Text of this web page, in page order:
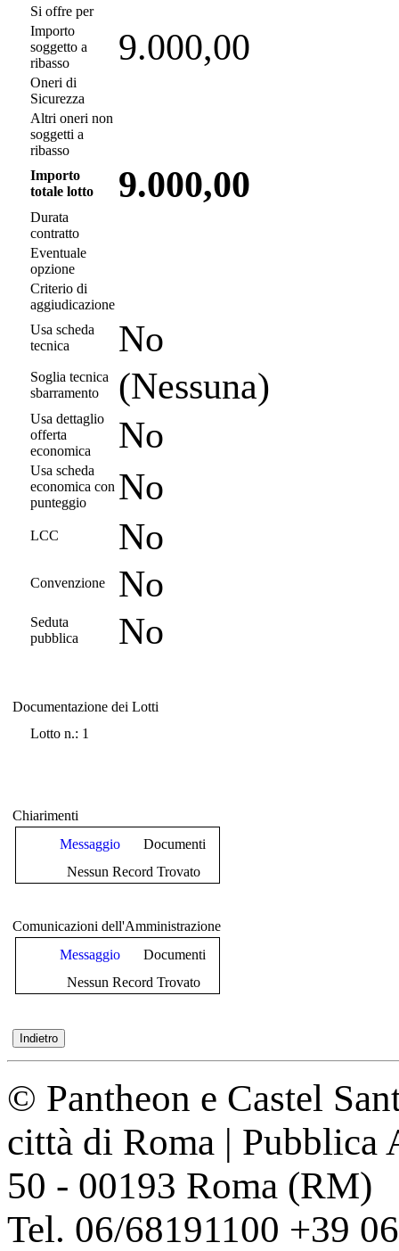
Si offre per
Importo
soggetto a
ribasso
9.000,00
Oneri di
Sicurezza
Altri oneri non
soggetti a
ribasso
Importo
totale lotto
9.000,00
Durata
contratto
Eventuale
opzione
Criterio di
aggiudicazione
Usa scheda
tecnica
No
Soglia tecnica
sbarramento
(Nessuna)
Usa dettaglio
offerta
economica
No
Usa scheda
economica con
punteggio
No
LCC No
Convenzione No
Seduta
pubblica
No
Documentazione dei Lotti
Lotto n.: 1
Chiarimenti
Messaggio
Documenti
Nessun Record Trovato
Comunicazioni dell'Amministrazione
Messaggio
Documenti
Nessun Record Trovato
© Pantheon e Castel
città di Roma | Pubblica
50 - 00193 Roma (RM)
Tel. 06/68191100 +39